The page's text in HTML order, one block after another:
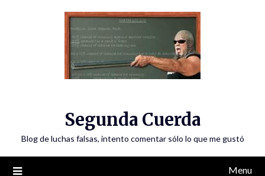
Segunda Cuerda
Blog de luchas falsas, intento comentar sólo lo que me gustó
Menu